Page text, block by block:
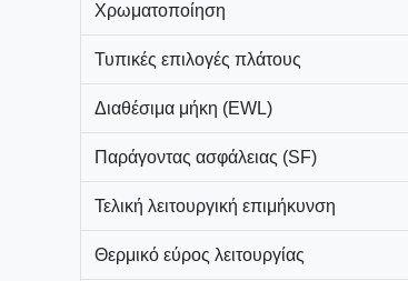
Χρωματοποίηση
Τυπικές επιλογές πλάτους
Διαθέσιμα μήκη (EWL)
Παράγοντας ασφάλειας (SF)
Τελική λειτουργική επιμήκυνση
Θερμικό εύρος λειτουργίας